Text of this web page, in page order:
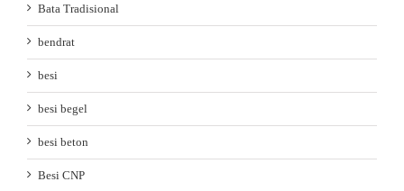
Bata Tradisional
bendrat
besi
besi begel
besi beton
Besi CNP